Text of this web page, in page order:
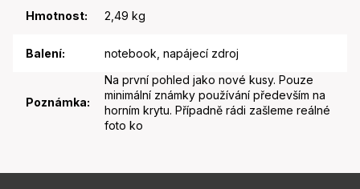
Hmotnost: 2,49 kg
Balení: notebook, napájecí zdroj
Poznámka:
Na první pohled jako nové kusy. Pouze
minimální známky používání především na
horním krytu. Případně rádi zašleme reálné
foto ko